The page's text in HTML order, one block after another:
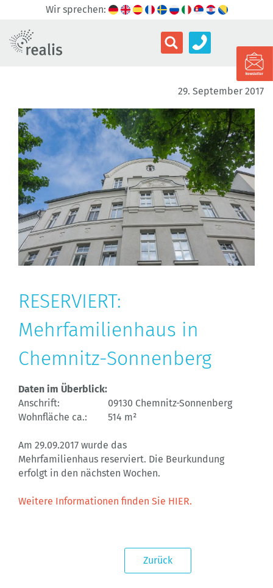
Wir sprechen:
29. September 2017
RESERVIERT:
Mehrfamilienhaus in
Chemnitz-Sonnenberg
Daten im Überblick:
Anschrift:
09130 Chemnitz-Sonnenberg
Wohnfläche ca.:
514 m²
Am 29.09.2017 wurde das
Mehrfamilienhaus reserviert. Die Beurkundung
erfolgt in den nächsten Wochen.
Weitere Informationen finden Sie HIER.
Zurück